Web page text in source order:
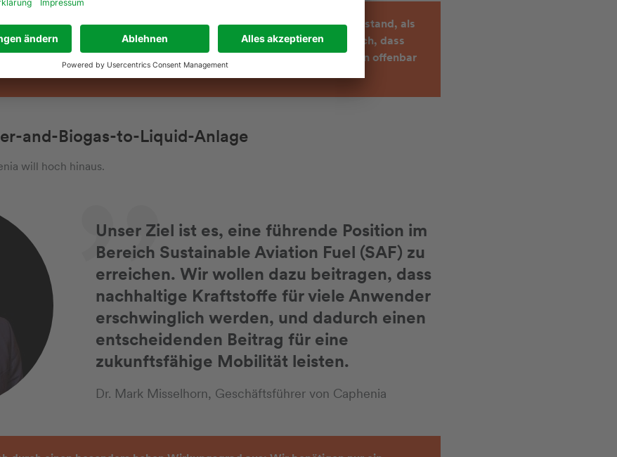
an dem Punkt, an dem die Elektromobilität vor rund zehn Jahren stand, als
dass sich E-Autos durchsetzen würden. Wir sind daher zuversichtlich, dass
selbstverständlich werden. Das sehen unsere potenziellen Kunden offenbar
and-Biogas-to-Liquid-Anlage
will hoch hinaus.
Unser Ziel ist es, eine führende Position im
Bereich Sustainable Aviation Fuel (SAF) zu
erreichen. Wir wollen dazu beitragen, dass
nachhaltige Kraftstoffe für viele Anwender
erschwinglich werden, und dadurch einen
entscheidenden Beitrag für eine
zukunftsfähige Mobilität leisten.
Dr. Mark Misselhorn, Geschäftsführer von Caphenia